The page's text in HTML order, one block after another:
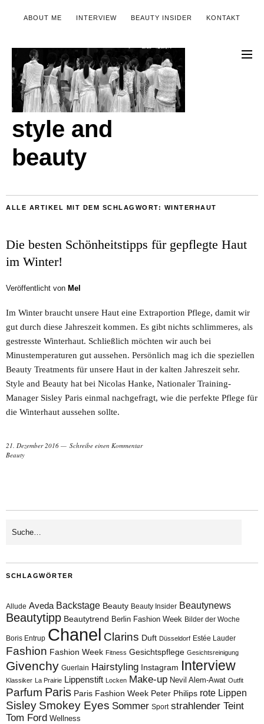
ABOUT ME INTERVIEW BEAUTY INSIDER KONTAKT
style and
beauty
ALLE ARTIKEL MIT DEM SCHLAGWORT: WINTERHAUT
Die besten Schönheitstipps für gepflegte Haut
im Winter!
Veröffentlicht von Mel
Im Winter braucht unsere Haut eine Extraportion Pflege, damit wir
gut durch diese Jahreszeit kommen. Es gibt nichts schlimmeres, als
gestresste Winterhaut. Schließlich möchten wir auch bei
Minustemperaturen gut aussehen. Persönlich mag ich die speziellen
Beauty Treatments für unsere Haut in der kalten Jahreszeit sehr.
Style and Beauty hat bei Nicolas Hanke, Nationaler Training-
Manager Sisley Paris einmal nachgefragt, wie die perfekte Pflege für
die Winterhaut aussehen sollte.
21. Dezember 2016
Schreibe einen Kommentar
Beauty
SCHLAGWÖRTER
Allude Aveda Backstage Beauty Beauty Insider Beautynews
Beautytipp Beautytrend Berlin Fashion Week Bilder der Woche
Boris Entrup Chanel Clarins Duft Düsseldorf Estée Lauder
Fashion Fashion Week Fitness Gesichtspflege Gesichtsreinigung
Givenchy Guerlain Hairstyling Instagram Interview
Klassiker La Prairie Lippenstift Locken Make-up Nevil Alem-Awat Outfit
Parfum Paris Paris Fashion Week Peter Philips rote Lippen
Sisley Smokey Eyes Sommer Sport strahlender Teint
Tom Ford Wellness